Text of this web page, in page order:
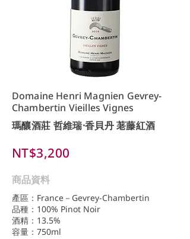
Domaine Henri Magnien Gevrey-
Chambertin Vieilles Vignes
瑪釀酒莊 哲維瑞·香貝丹 荖藤紅酒
NT$3,200
商品資料
產區：France－Gevrey-Chambertin
品種：100% Pinot Noir
酒精：13.5%
容量：750ml